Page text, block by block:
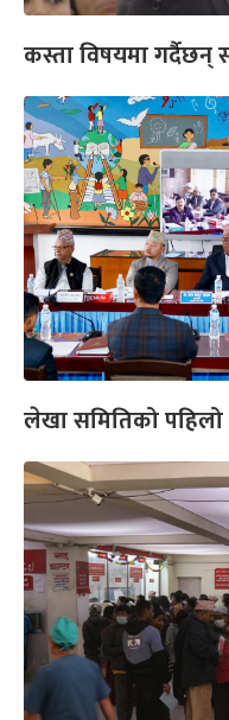
कस्ता विषयमा गर्दैछन्
लेखा समितिको पहिलो